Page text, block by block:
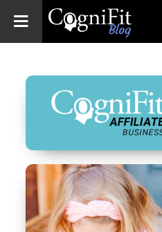
Blog: Brain
Health
News
Brain Training,
Mental Health, and
Wellness